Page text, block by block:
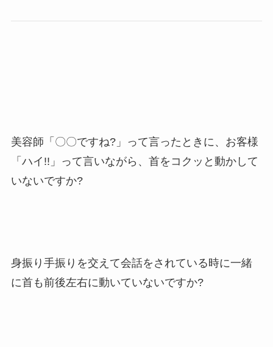
美容師「〇〇ですね?」って言ったときに、お客様
「ハイ!!」って言いながら、首をコクッと動かして
いないですか?
身振り手振りを交えて会話をされている時に一緒
に首も前後左右に動いていないですか?